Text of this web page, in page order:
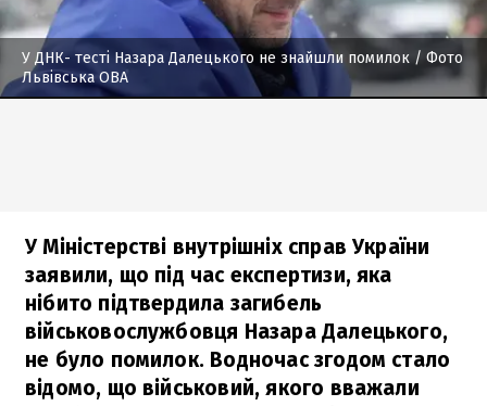
У ДНК- тесті Назара Далецького не знайшли помилок / Фото
Львівська ОВА
У Міністерстві внутрішніх справ України
заявили, що під час експертизи, яка
нібито підтвердила загибель
військовослужбовця Назара Далецького,
не було помилок. Водночас згодом стало
відомо, що військовий, якого вважали